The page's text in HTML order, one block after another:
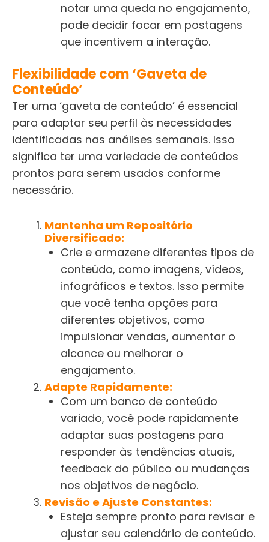
notar uma queda no engajamento,
pode decidir focar em postagens
que incentivem a interação.
Flexibilidade com ‘Gaveta de
Conteúdo’
Ter uma ‘gaveta de conteúdo’ é essencial
para adaptar seu perfil às necessidades
identificadas nas análises semanais. Isso
significa ter uma variedade de conteúdos
prontos para serem usados conforme
necessário.
Mantenha um Repositório
Diversificado:
Crie e armazene diferentes tipos de
conteúdo, como imagens, vídeos,
infográficos e textos. Isso permite
que você tenha opções para
diferentes objetivos, como
impulsionar vendas, aumentar o
alcance ou melhorar o
engajamento.
Adapte Rapidamente:
Com um banco de conteúdo
variado, você pode rapidamente
adaptar suas postagens para
responder às tendências atuais,
feedback do público ou mudanças
nos objetivos de negócio.
Revisão e Ajuste Constantes:
Esteja sempre pronto para revisar e
ajustar seu calendário de conteúdo.